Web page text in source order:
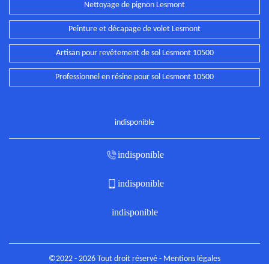
Nettoyage de pignon Lesmont
Peinture et décapage de volet Lesmont
Artisan pour revêtement de sol Lesmont 10500
Professionnel en résine pour sol Lesmont 10500
indisponible
indisponible
indisponible
indisponible
©2022 - 2026 Tout droit réservé - Mentions légales